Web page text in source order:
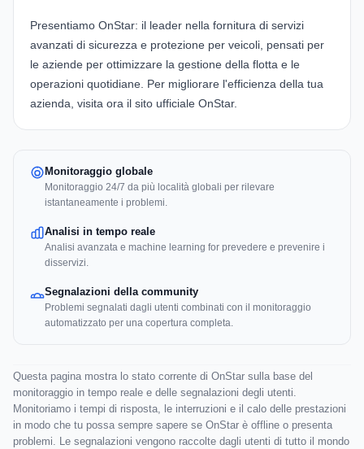
Presentiamo OnStar: il leader nella fornitura di servizi
avanzati di sicurezza e protezione per veicoli, pensati per
le aziende per ottimizzare la gestione della flotta e le
operazioni quotidiane. Per migliorare l'efficienza della tua
azienda, visita ora il sito ufficiale OnStar.
Monitoraggio globale
Monitoraggio 24/7 da più località globali per rilevare
istantaneamente i problemi.
Analisi in tempo reale
Analisi avanzata e machine learning for prevedere e prevenire i
disservizi.
Segnalazioni della community
Problemi segnalati dagli utenti combinati con il monitoraggio
automatizzato per una copertura completa.
Questa pagina mostra lo stato corrente di OnStar sulla base del
monitoraggio in tempo reale e delle segnalazioni degli utenti.
Monitoriamo i tempi di risposta, le interruzioni e il calo delle prestazioni
in modo che tu possa sempre sapere se OnStar è offline o presenta
problemi. Le segnalazioni vengono raccolte dagli utenti di tutto il mondo